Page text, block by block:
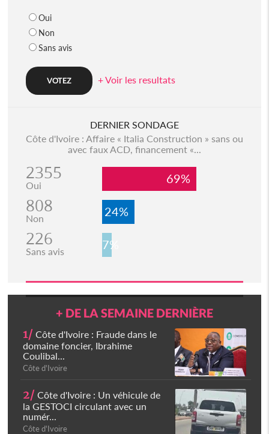
Oui
Non
Sans avis
+ Voir les resultats
DERNIER SONDAGE
Côte d'Ivoire : Affaire « Italia Construction » sans ou
avec faux ACD, financement «...
2355
Oui 69%
808
Non 24%
226
Sans avis 7%
+ DE LA SEMAINE DERNIÈRE
1/ Côte d'Ivoire : Fraude dans le
domaine foncier, Ibrahime
Coulibal...
Côte d'Ivoire
2/ Côte d'Ivoire : Un véhicule de
la GESTOCI circulant avec un
numér...
Côte d'Ivoire